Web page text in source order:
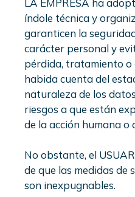
índole técnica y
garanticen la
carácter personal y
pérdida, tratamiento o
habida cuenta del
naturaleza de los
riesgos a que están
de la acción humana o
No obstante, el
de que las medidas de
son inexpugnables.